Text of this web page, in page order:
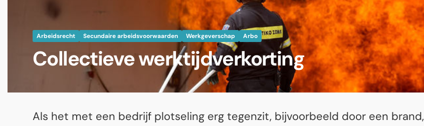
Arbeidsrecht Secundaire arbeidsvoorwaarden Werkgeverschap Arbo
Collectieve werktijdverkorting
Als het met een bedrijf plotseling erg tegenzit, bijvoorbeeld door een brand,